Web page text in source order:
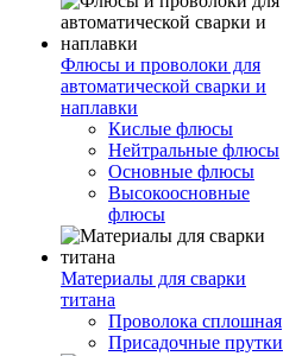
Флюсы и проволоки для
автоматической сварки и
наплавки
Кислые флюсы
Нейтральные флюсы
Основные флюсы
Высокоосновные
флюсы
Материалы для сварки
титана
Проволока сплошная
Присадочные прутки